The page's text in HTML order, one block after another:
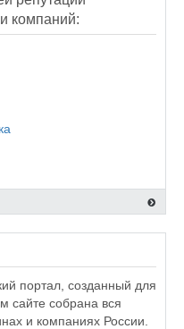
компаний:
портал, созданный для
сайте собрана вся
и компаниях России.